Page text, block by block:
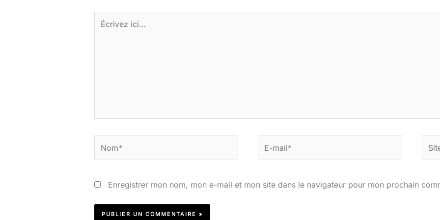
ici…
mail*
Enregistrer mon nom, mon e-mail et mon site dans le navigateur pour mon prochain